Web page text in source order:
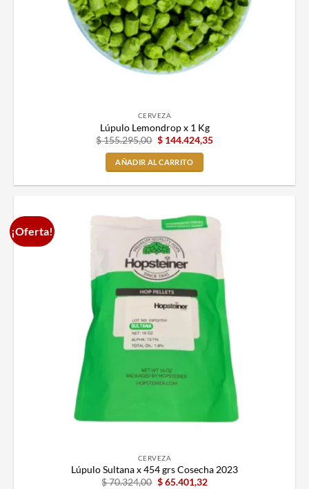
CERVEZA
Lúpulo Lemondrop x 1 Kg
$155.295,00 $144.424,35
AÑADIR AL CARRITO
¡Oferta!
CERVEZA
Lúpulo Sultana x 454 grs Cosecha 2023
$70.324,00 $65.401,32